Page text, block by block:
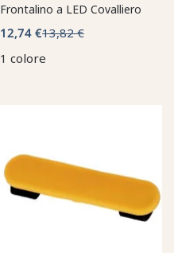
Frontalino a LED Covalliero
12,74 €13,82 €
1 colore